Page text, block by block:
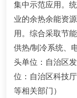
集中示范应用。
业的余热余能资
用。综合采取节
供热/制冷系统、
头单位：自治区
位：自治区科技
等相关部门）